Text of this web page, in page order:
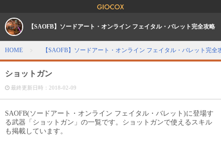
【SAOFB】ソードアート・オンライン フェイタル・バレット完全攻略
HOME 【SAOFB】ソードアート・オンライン フェイタル・バレット完全
ショットガン
最終更新日時： 2018-02-09
SAOFB(ソードアート・オンライン フェイタル・バレット)に登場す
る武器「ショットガン」の一覧です。ショットガンで使えるスキル
も掲載しています。